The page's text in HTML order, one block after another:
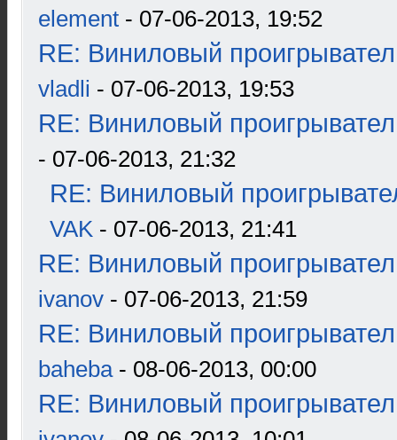
element - 07-06-2013, 19:52
RE: Виниловый
vladli - 07-06-2013, 19:53
RE: Виниловый
- 07-06-2013, 21:32
RE: Виниловый
VAK - 07-06-2013, 21:41
RE: Виниловый
ivanov - 07-06-2013, 21:59
RE: Виниловый
baheba- 08-06-2013, 00:00
RE: Виниловый